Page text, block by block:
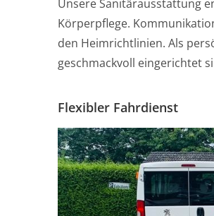
Unsere Sanitärausstattung
Körperpflege.
den Heimrichtlinien. Als
geschmackvoll eingerichtet
Flexibler Fahrdienst